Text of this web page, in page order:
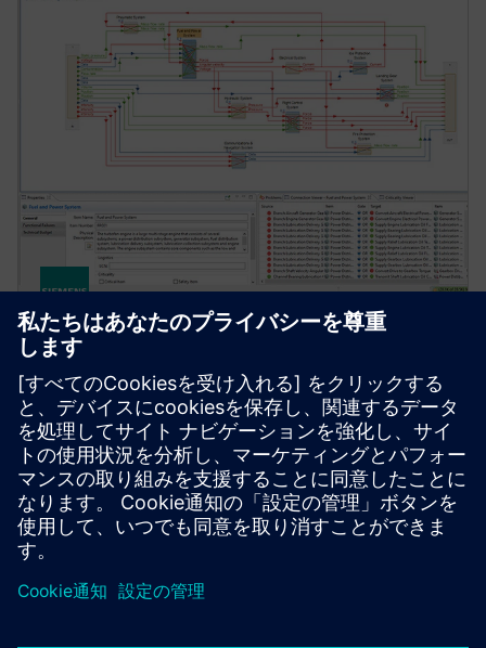
SIMCENTER
MADE
MADE (Maintenance Aware Design Ecosystem) は、
複雑なエンジニアリング・システムの技術的リスク
を特定および軽減し、設計を最適化します。